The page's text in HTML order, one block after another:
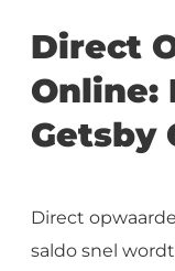
Direct
Online:
Getsby
Direct
saldo snel